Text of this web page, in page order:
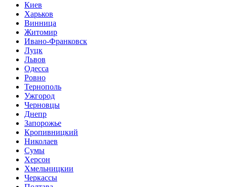
Киев
Харьков
Винница
Житомир
Ивано-Франковск
Луцк
Львов
Одесса
Ровно
Тернополь
Ужгород
Черновцы
Днепр
Запорожье
Кропивницкий
Николаев
Сумы
Херсон
Хмельницкии
Черкассы